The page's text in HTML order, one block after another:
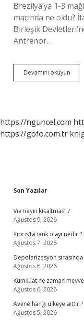
Brezilya’ya 1-3
maçında ne oldu?
Birleşik
Antrenör…
Devamını okuyun
https://nguncel.com
https://gofo.com.tr
Sidebar
Son Yazılar
Via neyin kısaltması ?
Ağustos 9, 2026
Kıbrıs’ta tank olayı nedir ?
Ağustos 7, 2026
Depolarizasyon sırasında
Ağustos 6, 2026
Kumkuat ne zaman
Ağustos 6, 2026
Avene hangi ülkeye aittir ?
Ağustos 5, 2026